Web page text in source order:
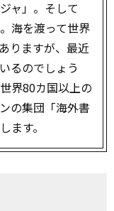
ャ」。そして
海を渡って世界
りますが、最近
るのでしょう
界80カ国以上の
の集団「海外書
ます。